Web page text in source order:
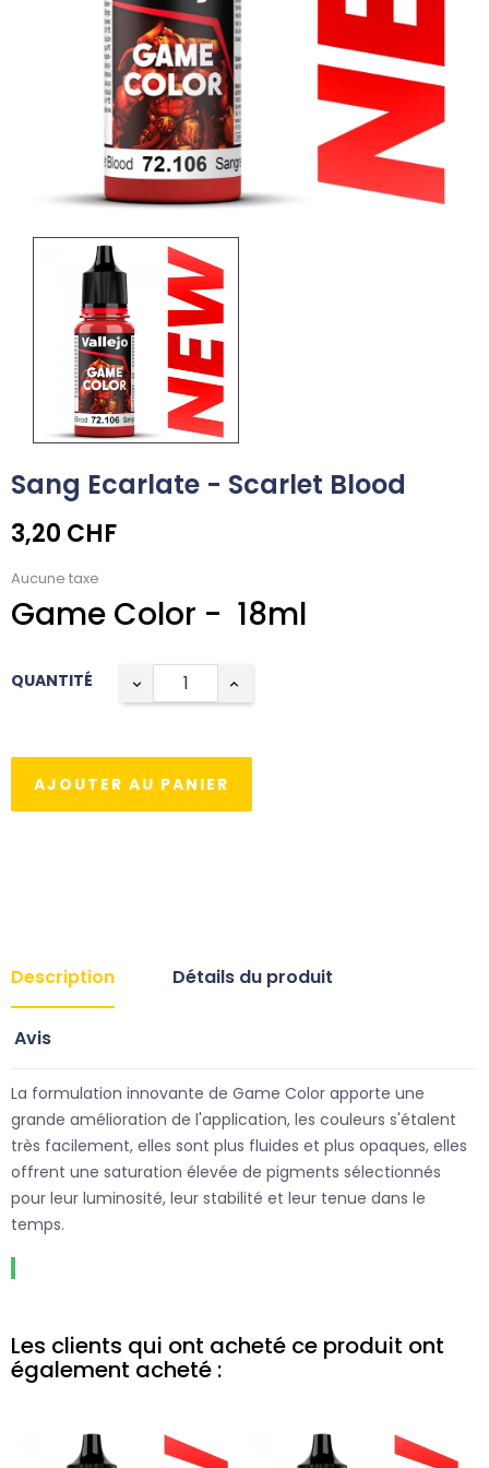
Sang Ecarlate - Scarlet Blood
3,20 CHF
Aucune taxe
Game Color - 18ml
QUANTITÉ
AJOUTER AU PANIER
Description Détails du produit
Avis
La formulation innovante de Game Color apporte une
grande amélioration de l'application, les couleurs s'étalent
très facilement, elles sont plus fluides et plus opaques, elles
offrent une saturation élevée de pigments sélectionnés
pour leur luminosité, leur stabilité et leur tenue dans le
temps.
Les clients qui ont acheté ce produit ont
également acheté :